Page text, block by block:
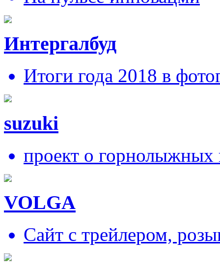
Интергалбуд
Итоги года 2018 в
suzuki
проект о горнолыжных
VOLGA
Сайт с трейлером,